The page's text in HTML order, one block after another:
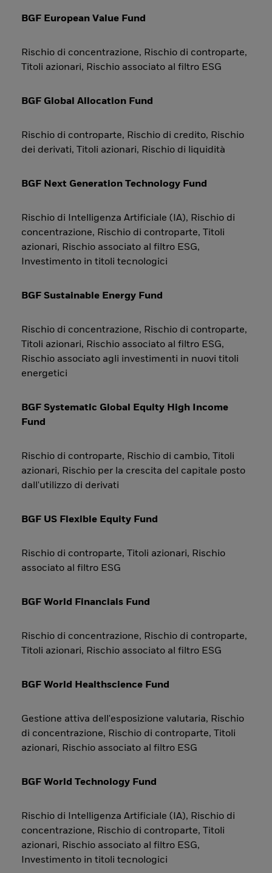
BGF European Value Fund
Rischio di concentrazione, Rischio di controparte,
Titoli azionari, Rischio associato al filtro ESG
BGF Global Allocation Fund
Rischio di controparte, Rischio di credito, Rischio
dei derivati, Titoli azionari, Rischio di liquidità
BGF Next Generation Technology Fund
Rischio di Intelligenza Artificiale (IA), Rischio di
concentrazione, Rischio di controparte, Titoli
azionari, Rischio associato al filtro ESG,
Investimento in titoli tecnologici
BGF Sustainable Energy Fund
Rischio di concentrazione, Rischio di controparte,
Titoli azionari, Rischio associato al filtro ESG,
Rischio associato agli investimenti in nuovi titoli
energetici
BGF Systematic Global Equity High Income
Fund
Rischio di controparte, Rischio di cambio, Titoli
azionari, Rischio per la crescita del capitale posto
dall'utilizzo di derivati
BGF US Flexible Equity Fund
Rischio di controparte, Titoli azionari, Rischio
associato al filtro ESG
BGF World Financials Fund
Rischio di concentrazione, Rischio di controparte,
Titoli azionari, Rischio associato al filtro ESG
BGF World Healthscience Fund
Gestione attiva dell'esposizione valutaria, Rischio
di concentrazione, Rischio di controparte, Titoli
azionari, Rischio associato al filtro ESG
BGF World Technology Fund
Rischio di Intelligenza Artificiale (IA), Rischio di
concentrazione, Rischio di controparte, Titoli
azionari, Rischio associato al filtro ESG,
Investimento in titoli tecnologici